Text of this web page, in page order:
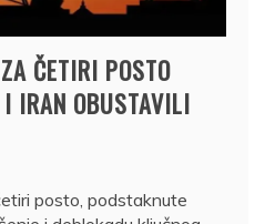
ČETIRI POSTO
IRAN OBUSTAVILI
posto, podstaknute